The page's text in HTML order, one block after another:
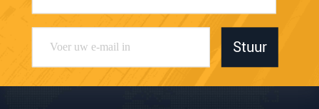
Stuur